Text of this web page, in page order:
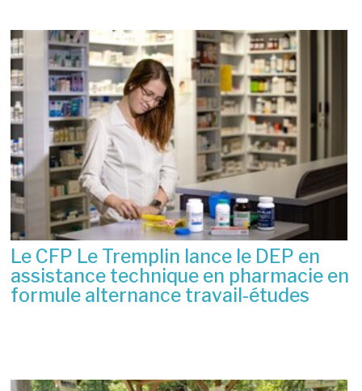
Le CFP Le Tremplin lance le DEP en
assistance technique en pharmacie en
formule alternance travail-études